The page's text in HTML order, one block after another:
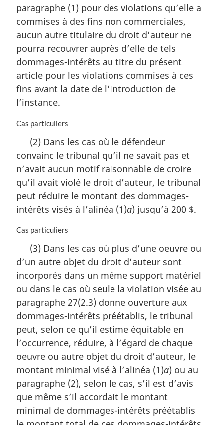
r
g
i
a
l
e
:
paragraphe (1) pour des violations qu’elle a
commises à des fins non commerciales,
aucun autre titulaire du droit d’auteur ne
pourra recouvrer auprès d’elle de tels
dommages-intérêts au titre du présent
article pour les violations commises à ces
fins avant la date de l’introduction de
l’instance.
N
e
m
r
g
i
a
:
Cas particuliers
(2) Dans les cas où le défendeur
convainc le tribunal qu’il ne savait pas et
n’avait aucun motif raisonnable de croire
qu’il avait violé le droit d’auteur, le tribunal
peut réduire le montant des dommages-
intérêts visés à l’alinéa (1)a) jusqu’à 200 $.
N
e
m
r
g
i
a
l
e
:
Cas particuliers
(3) Dans les cas où plus d’une oeuvre ou
d’un autre objet du droit d’auteur sont
incorporés dans un même support matériel
ou dans le cas où seule la violation visée au
paragraphe 27(2.3) donne ouverture aux
dommages-intérêts préétablis, le tribunal
peut, selon ce qu’il estime équitable en
l’occurrence, réduire, à l’égard de chaque
oeuvre ou autre objet du droit d’auteur, le
montant minimal visé à l’alinéa (1)a) ou au
paragraphe (2), selon le cas, s’il est d’avis
que même s’il accordait le montant
minimal de dommages-intérêts préétablis